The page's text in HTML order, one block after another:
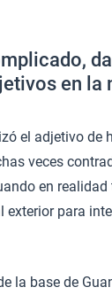
en la
el adjetivo de
veces
en
para
la base de